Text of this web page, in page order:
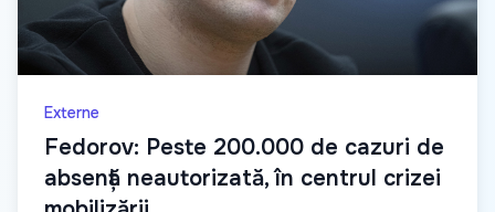
Externe
Fedorov: Peste 200.000 de cazuri de
absență neautorizată, în centrul crizei